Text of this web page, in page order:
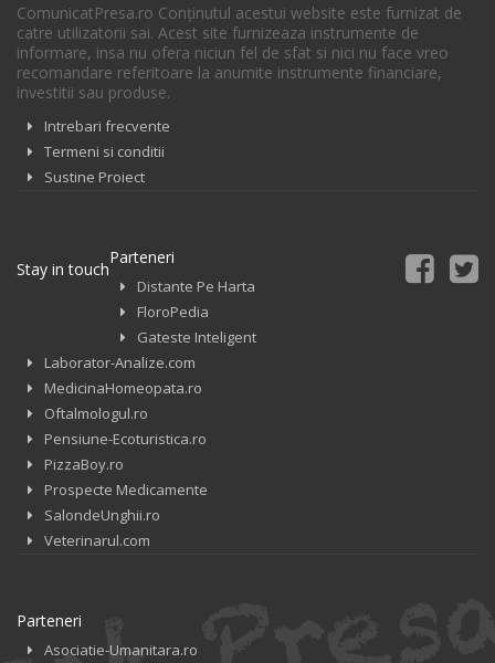
ComunicatPresa.ro Conţinutul acestui website este furnizat de
catre utilizatorii sai. Acest site furnizeaza instrumente de
informare, insa nu ofera niciun fel de sfat si nici nu face vreo
recomandare referitoare la anumite instrumente financiare,
investitii sau produse.
Intrebari frecvente
Termeni si conditii
Sustine Proiect
Stay in touch
Parteneri
Distante Pe Harta
FloroPedia
Gateste Inteligent
Laborator-Analize.com
MedicinaHomeopata.ro
Oftalmologul.ro
Pensiune-Ecoturistica.ro
PizzaBoy.ro
Prospecte Medicamente
SalondeUnghii.ro
Veterinarul.com
Parteneri
Asociatie-Umanitara.ro